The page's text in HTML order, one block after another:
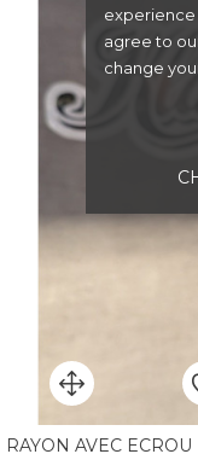
experience
agree to
change
RAYON AVEC